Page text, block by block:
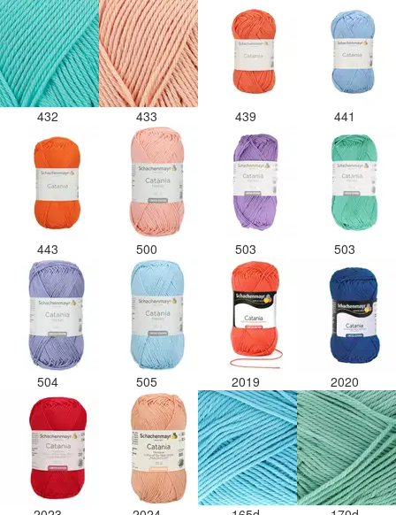
432 433 439 441
443 500 503 503
504 505 2019 2020